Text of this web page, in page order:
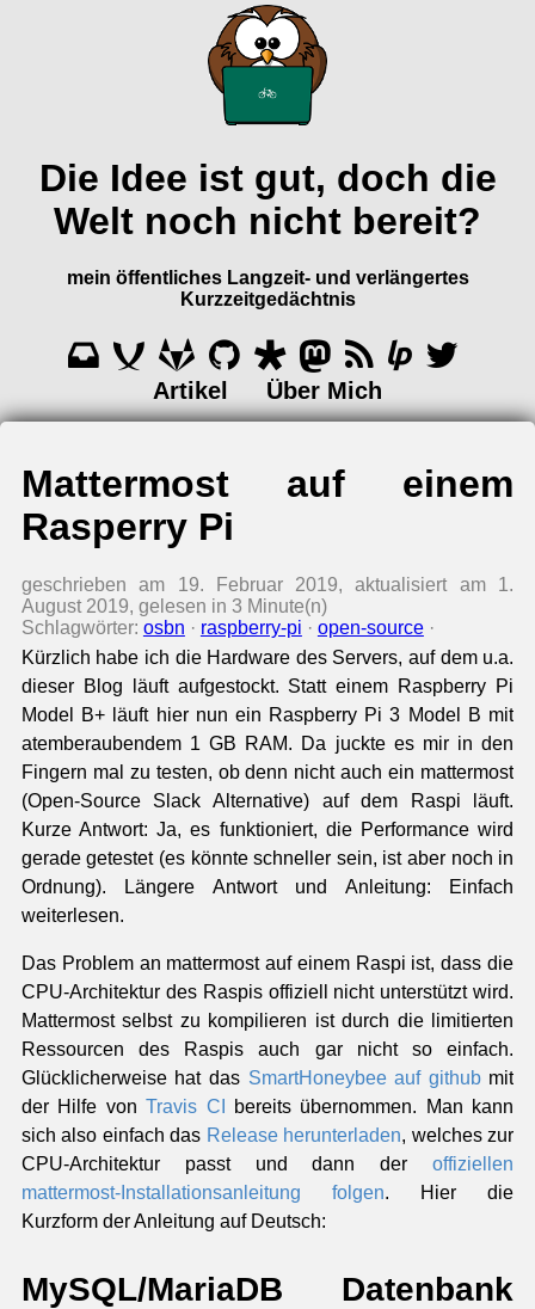
Die Idee ist gut, doch die
Welt noch nicht bereit?
mein öffentliches Langzeit- und verlängertes
Kurzzeitgedächtnis
Artikel Über Mich
Mattermost auf einem
Rasperry Pi
geschrieben am 19. Februar 2019, aktualisiert am 1.
August 2019, gelesen in 3 Minute(n)
Schlagwörter: osbn · raspberry-pi · open-source·
Kürzlich habe ich die Hardware des Servers, auf dem u.a.
dieser Blog läuft aufgestockt. Statt einem Raspberry Pi
Model B+ läuft hier nun ein Raspberry Pi 3 Model B mit
atemberaubendem 1 GB RAM. Da juckte es mir in den
Fingern mal zu testen, ob denn nicht auch ein mattermost
(Open-Source Slack Alternative) auf dem Raspi läuft.
Kurze Antwort: Ja, es funktioniert, die Performance wird
gerade getestet (es könnte schneller sein, ist aber noch in
Ordnung). Längere Antwort und Anleitung: Einfach
weiterlesen.
Das Problem an mattermost auf einem Raspi ist, dass die
CPU-Architektur des Raspis offiziell nicht unterstützt wird.
Mattermost selbst zu kompilieren ist durch die limitierten
Ressourcen des Raspis auch gar nicht so einfach.
Glücklicherweise hat das SmartHoneybee auf githubmit
der Hilfe vonTravis CI
bereits übernommen. Man kann
sich also einfach das Release herunterladen, welches zur
CPU-Architektur passt und dann deroffiziellen
mattermost-Installationsanleitung folgen. Hier die
Kurzform der Anleitung auf Deutsch:
MySQL/MariaDB Datenbank